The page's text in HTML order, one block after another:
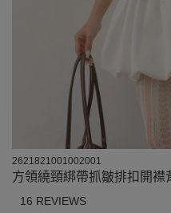
2621821001002001
方領繞頸綁帶抓皺排扣開襟
16 REVIEWS